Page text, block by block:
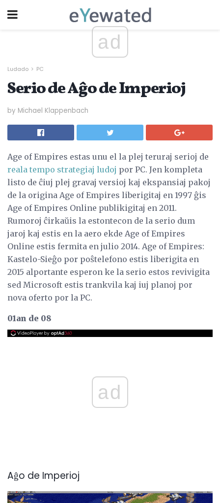
ad
Ludado PC
Serio de Aĝo de Imperioj
by Michael Klappenbach
Age of Empires estas unu el la plej teruraj serioj de
reala tempo strategiaj ludoj por PC. Jen kompleta
listo de ĉiuj plej gravaj versioj kaj ekspansiaj pakoj
de la origina Age of Empires liberigitaj en 1997 ĝis
Age of Empires Online publikigitaj en 2011.
Rumoroj ĉirkaŭis la estontecon de la serio dum
jaroj kaj estis en la aero ekde Age of Empires
Online estis fermita en julio 2014. Age of Empires:
Kastelo-Sieĝo por poŝtelefono estis liberigita en
2015 alportante esperon ke la serio estos revivigita
sed Microsoft estis trankvila kaj iuj planoj por
nova oferto por la PC.
01an de 08
ad
Aĝo de Imperioj